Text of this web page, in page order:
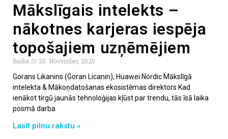
Mākslīgais intelekts –
nākotnes karjeras iespēja
topošajiem uzņēmējiem
Baiba
20. November, 2020
Gorans Likanins (Goran Licanin), Huawei Nordic Mākslīgā
intelekta & Mākoņdatošanas ekosistēmas direktors Kad
ienākot tirgū jaunās tehnoloģijas kļūst par trendu, tās īsā laika
posmā darba
Lasīt pilnu rakstu »